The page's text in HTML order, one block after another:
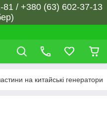
/ +380 (63) 602-37-13
на китайські генератори